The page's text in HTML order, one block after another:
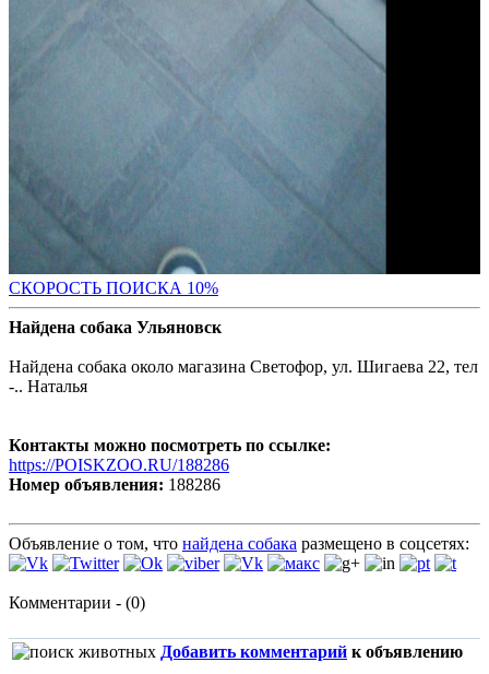
СКОРОСТЬ ПОИСКА 10%
Найдена собака Ульяновск
Найдена собака около магазина Светофор, ул. Шигаева 22, тел
-.. Наталья
Контакты можно посмотреть по ссылке:
https://POISKZOO.RU/188286
Номер объявления: 188286
Объявление о том, что найдена собака размещено в соцсетях:
Комментарии - (0)
Добавить комментарий к объявлению